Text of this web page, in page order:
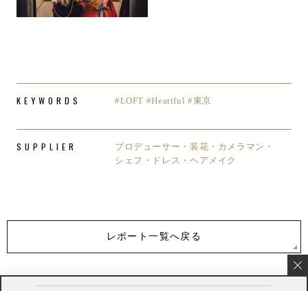
KEYWORDS #LOFT #Heartful #東京
SUPPLIER
プロデューサー・装花・カメラマン・
シェフ・ドレス・ヘアメイク
レポート一覧へ戻る